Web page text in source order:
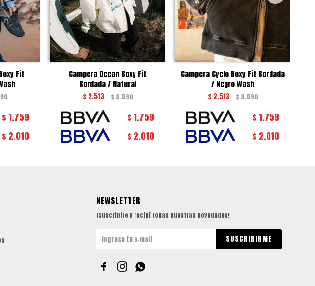
Fit
$ 1.759
$ 2.010
Campera Ocean Boxy Fit
Bordada / Natural
$ 2.513 $3.590
$ 1.759
$ 2.010
Campera Cyclo Boxy Fit Bordada
/ Negro Wash
$ 2.513 $3.590
$ 1.759
$ 2.010
NEWSLETTER
¡Suscribite y recibí todas nuestras novedades!
SUSCRIBIRME
  